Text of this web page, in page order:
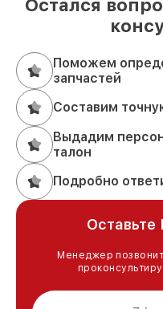
Остался
Поможем
запчастей
Составим
Выдадим
талон
Подробно
Оставьте
Менеджер